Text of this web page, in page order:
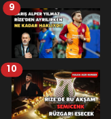
9
10